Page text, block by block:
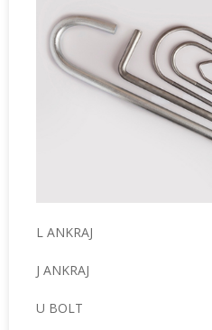
L ANKRAJ
J ANKRAJ
U BOLT